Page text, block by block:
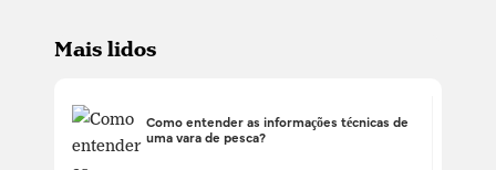
Mais lidos
Como entender as informações técnicas de
uma vara de pesca?